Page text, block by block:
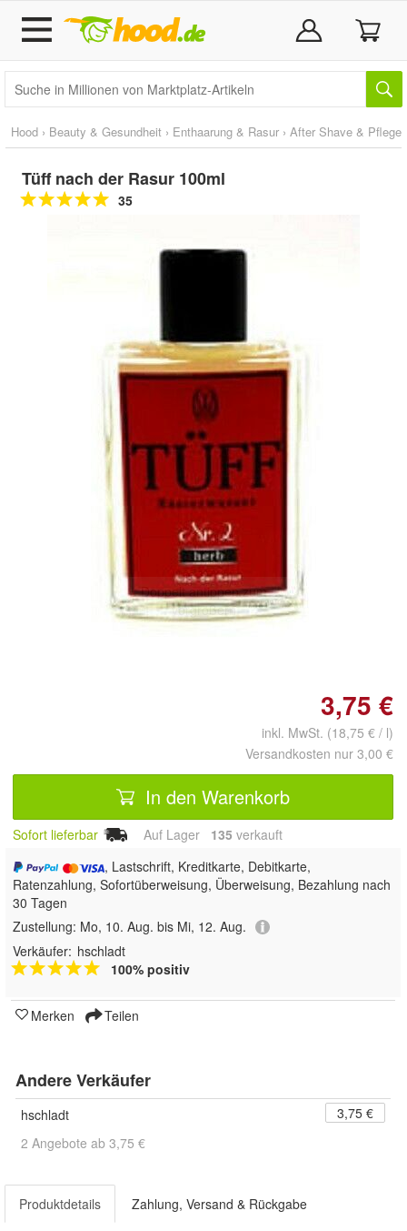
Hood › Beauty & Gesundheit › Enthaarung & Rasur › After Shave & Pflege
Tüff nach der Rasur 100ml
35
Doppelt antippen zum
vergrößern
3,75 €
inkl. MwSt. (18,75 € / l)
Versandkosten nur 3,00 €
In den Warenkorb
Sofort lieferbar Auf Lager 135 verkauft
, Lastschrift, Kreditkarte, Debitkarte,
Ratenzahlung, Sofortüberweisung, Überweisung, Bezahlung nach
30 Tagen
Zustellung: Mo, 10. Aug. bis Mi, 12. Aug.
Verkäufer: hschladt
100% positiv
Merken Teilen
Andere Verkäufer
hschladt
3,75 €
2 Angebote ab 3,75 €
Produktdetails Zahlung, Versand & Rückgabe